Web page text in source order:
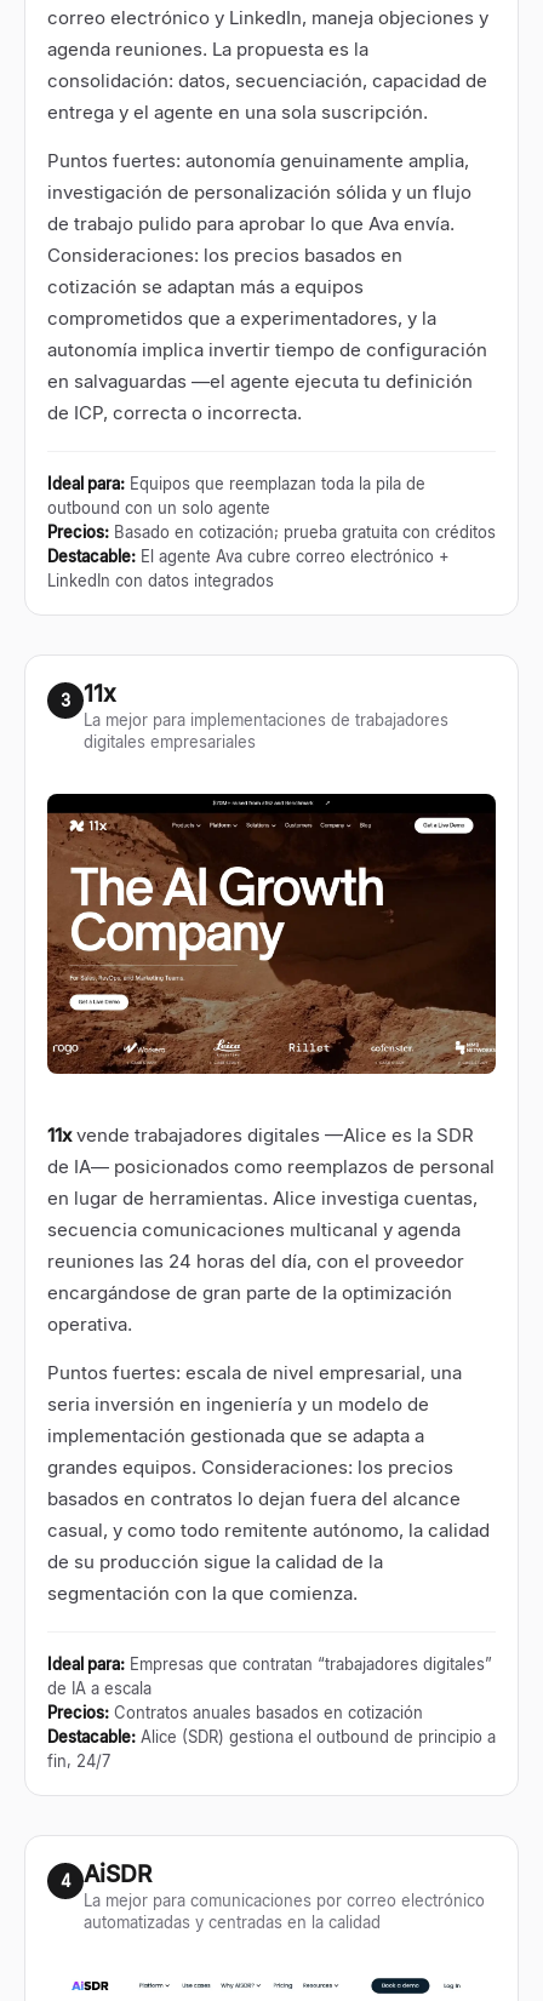
correo electrónico y LinkedIn, maneja objeciones y
agenda reuniones. La propuesta es la
consolidación: datos, secuenciación, capacidad de
entrega y el agente en una sola suscripción.
Puntos fuertes: autonomía genuinamente amplia,
investigación de personalización sólida y un flujo
de trabajo pulido para aprobar lo que Ava envía.
Consideraciones: los precios basados en
cotización se adaptan más a equipos
comprometidos que a experimentadores, y la
autonomía implica invertir tiempo de configuración
en salvaguardas —el agente ejecuta tu definición
de ICP, correcta o incorrecta.
Ideal para: Equipos que reemplazan toda la pila de
outbound con un solo agente
Precios: Basado en cotización; prueba gratuita con créditos
Destacable: El agente Ava cubre correo electrónico +
LinkedIn con datos integrados
3 11x
La mejor para implementaciones de trabajadores
digitales empresariales
11xvende trabajadores digitales —Alice es la SDR
de IA— posicionados como reemplazos de personal
en lugar de herramientas. Alice investiga cuentas,
secuencia comunicaciones multicanal y agenda
reuniones las 24 horas del día, con el proveedor
encargándose de gran parte de la optimización
operativa.
Puntos fuertes: escala de nivel empresarial, una
seria inversión en ingeniería y un modelo de
implementación gestionada que se adapta a
grandes equipos. Consideraciones: los precios
basados en contratos lo dejan fuera del alcance
casual, y como todo remitente autónomo, la calidad
de su producción sigue la calidad de la
segmentación con la que comienza.
Ideal para: Empresas que contratan “trabajadores digitales”
de IA a escala
Precios: Contratos anuales basados en cotización
Destacable: Alice (SDR) gestiona el outbound de principio a
fin, 24/7
4 AiSDR
La mejor para comunicaciones por correo electrónico
automatizadas y centradas en la calidad